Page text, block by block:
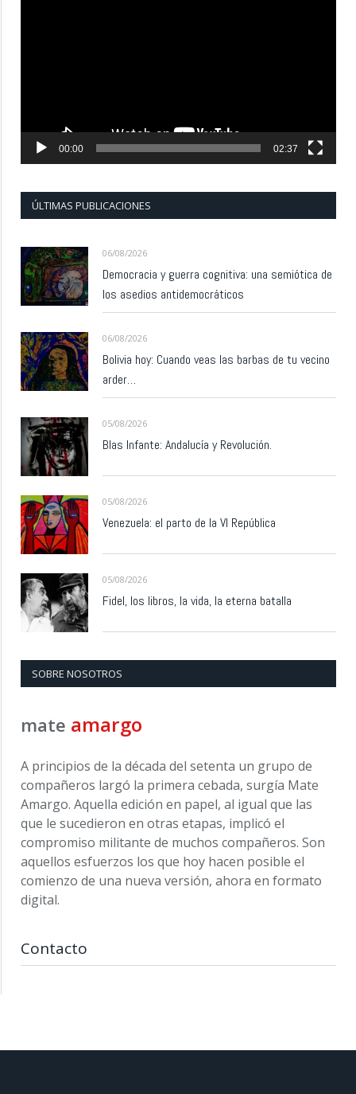
00:00 02:37
ÚLTIMAS PUBLICACIONES
06/08/2026
Democracia y guerra cognitiva: una semiótica de
los asedios antidemocráticos
06/08/2026
Bolivia hoy: Cuando veas las barbas de tu vecino
arder…
05/08/2026
Blas Infante: Andalucía y Revolución.
05/08/2026
Venezuela: el parto de la VI República
05/08/2026
Fidel, los libros, la vida, la eterna batalla
SOBRE NOSOTROS
mate amargo
A principios de la década del setenta un grupo de
compañeros largó la primera cebada, surgía Mate
Amargo. Aquella edición en papel, al igual que las
que le sucedieron en otras etapas, implicó el
compromiso militante de muchos compañeros. Son
aquellos esfuerzos los que hoy hacen posible el
comienzo de una nueva versión, ahora en formato
digital.
Contacto